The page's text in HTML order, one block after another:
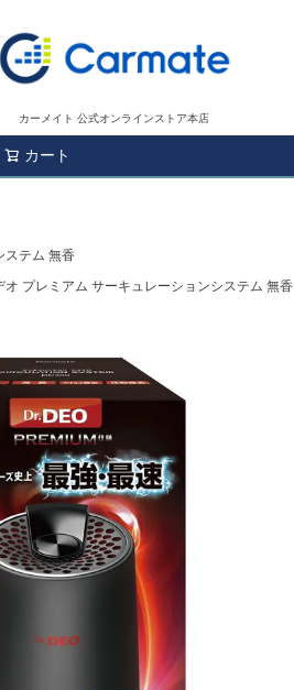
カーメイト 公式オンラインストア本店
カート
ステム 無香
オ プレミアム サーキュレーションシステム 無香